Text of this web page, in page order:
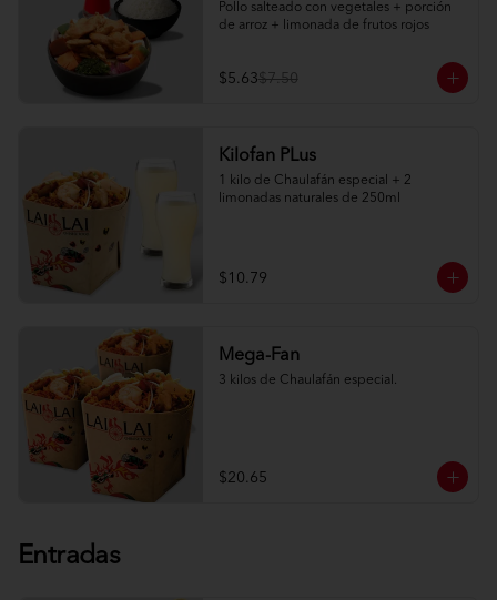
Pollo salteado con vegetales + porción
de arroz + limonada de frutos rojos
$5.63$7.50
Kilofan PLus
1 kilo de Chaulafán especial + 2
limonadas naturales de 250ml
$10.79
Mega-Fan
3 kilos de Chaulafán especial.
$20.65
Entradas